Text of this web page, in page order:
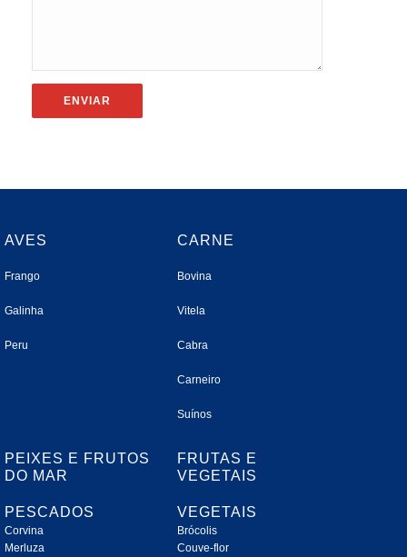
AVES
Frango
Galinha
Peru
CARNE
Bovina
Vitela
Cabra
Carneiro
Suínos
PEIXES E FRUTOS
DO MAR
PESCADOS
Corvina
Merluza
FRUTAS E
VEGETAIS
VEGETAIS
Brócolis
Couve-flor